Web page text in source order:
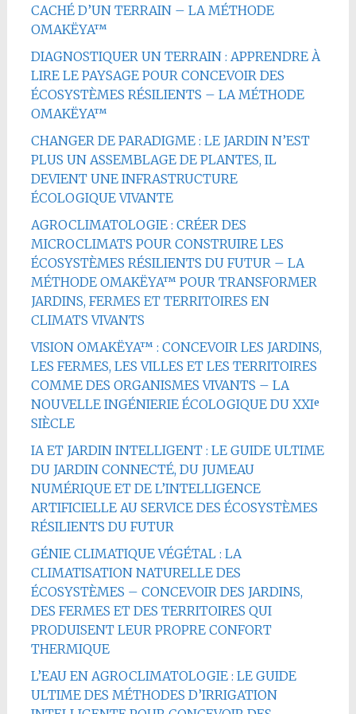
CACHÉ D’UN TERRAIN – LA MÉTHODE
OMAKËYA™
DIAGNOSTIQUER UN TERRAIN : APPRENDRE À
LIRE LE PAYSAGE POUR CONCEVOIR DES
ÉCOSYSTÈMES RÉSILIENTS – LA MÉTHODE
OMAKËYA™
CHANGER DE PARADIGME : LE JARDIN N’EST
PLUS UN ASSEMBLAGE DE PLANTES, IL
DEVIENT UNE INFRASTRUCTURE
ÉCOLOGIQUE VIVANTE
AGROCLIMATOLOGIE : CRÉER DES
MICROCLIMATS POUR CONSTRUIRE LES
ÉCOSYSTÈMES RÉSILIENTS DU FUTUR – LA
MÉTHODE OMAKËYA™ POUR TRANSFORMER
JARDINS, FERMES ET TERRITOIRES EN
CLIMATS VIVANTS
VISION OMAKËYA™ : CONCEVOIR LES JARDINS,
LES FERMES, LES VILLES ET LES TERRITOIRES
COMME DES ORGANISMES VIVANTS – LA
NOUVELLE INGÉNIERIE ÉCOLOGIQUE DU XXIᵉ
SIÈCLE
IA ET JARDIN INTELLIGENT : LE GUIDE ULTIME
DU JARDIN CONNECTÉ, DU JUMEAU
NUMÉRIQUE ET DE L’INTELLIGENCE
ARTIFICIELLE AU SERVICE DES ÉCOSYSTÈMES
RÉSILIENTS DU FUTUR
GÉNIE CLIMATIQUE VÉGÉTAL : LA
CLIMATISATION NATURELLE DES
ÉCOSYSTÈMES – CONCEVOIR DES JARDINS,
DES FERMES ET DES TERRITOIRES QUI
PRODUISENT LEUR PROPRE CONFORT
THERMIQUE
L’EAU EN AGROCLIMATOLOGIE : LE GUIDE
ULTIME DES MÉTHODES D’IRRIGATION